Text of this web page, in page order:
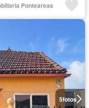
Ponteareas
5fotos